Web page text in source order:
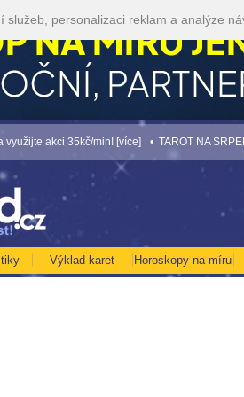
Výklad karet Horoskopy na míru
35kč/min! [více] • TAROT NA SRPEN ZA 49,-
služeb, personalizaci reklam a analýze